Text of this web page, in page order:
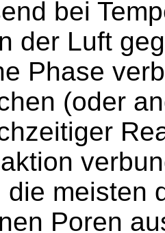
bei
der Luft
Phase
(oder
die meisten
Poren